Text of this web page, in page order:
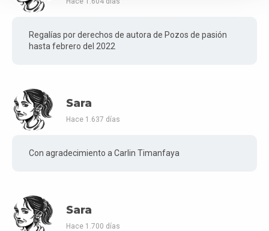
Regalías por derechos de autora de Pozos de pasión
hasta febrero del 2022
Sara
Hace 1.637 días
Con agradecimiento a Carlin Timanfaya
Sara
Hace 1.700 días